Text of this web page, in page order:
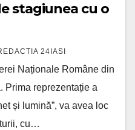
stagiunea cu o
24IASI
Naționale Române din
Prima reprezentație a
și lumină”, va avea loc
cu…